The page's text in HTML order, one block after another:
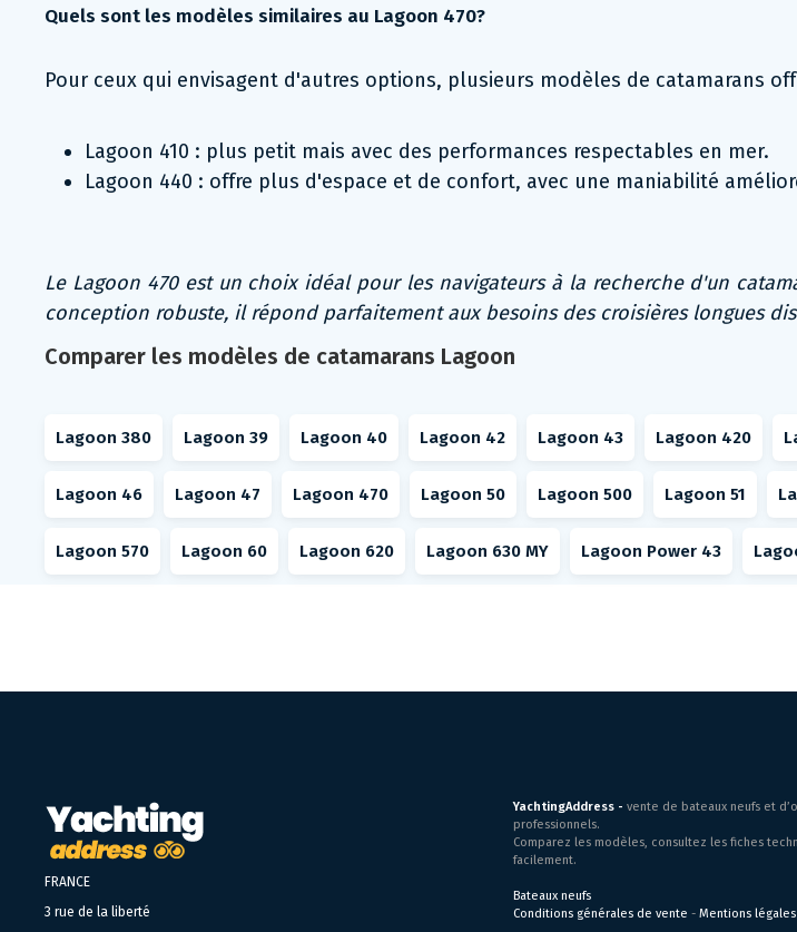
Quels sont les modèles similaires au Lagoon 470?
Pour ceux qui envisagent d'autres options, plusieurs modèles de catamarans
Lagoon 410 : plus petit mais avec des performances respectables en mer.
Lagoon 440 : offre plus d'espace et de confort, avec une maniabilité
Le Lagoon 470 est un choix idéal pour les navigateurs à la recherche d'un
conception robuste, il répond parfaitement aux besoins des croisières longues
Comparer les modèles de catamarans Lagoon
Lagoon 380 Lagoon 39 Lagoon 40 Lagoon 42 Lagoon 43 Lagoon 420
Lagoon 46 Lagoon 47 Lagoon 470 Lagoon 50 Lagoon 500 Lagoon 51
Lagoon 570 Lagoon 60 Lagoon 620 Lagoon 630 MY Lagoon Power 43
FRANCE
3 rue de la liberté
YachtingAddress - vente de bateaux neufs et
professionnels.
Comparez les modèles, consultez les fiches
facilement.
Bateaux neufs
Conditions générales de vente -Mentions légales